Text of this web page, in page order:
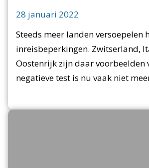
28 januari 2022
Steeds meer landen versoepelen
inreisbeperkingen. Zwitserland,
Oostenrijk zijn daar voorbeelden
negatieve test is nu vaak niet